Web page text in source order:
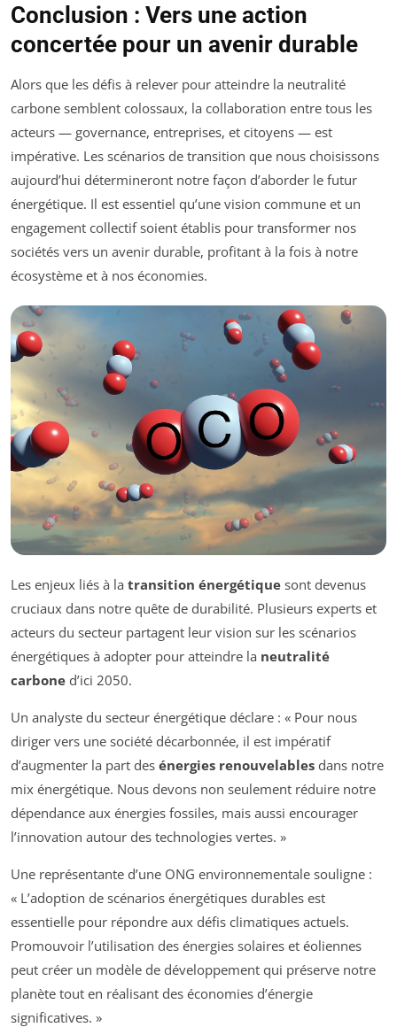
Conclusion : Vers une action
concertée pour un avenir durable
Alors que les défis à relever pour atteindre la neutralité
carbone semblent colossaux, la collaboration entre tous les
acteurs — governance, entreprises, et citoyens — est
impérative. Les scénarios de transition que nous choisissons
aujourd’hui détermineront notre façon d’aborder le futur
énergétique. Il est essentiel qu’une vision commune et un
engagement collectif soient établis pour transformer nos
sociétés vers un avenir durable, profitant à la fois à notre
écosystème et à nos économies.
Les enjeux liés à la transition énergétique sont devenus
cruciaux dans notre quête de durabilité. Plusieurs experts et
acteurs du secteur partagent leur vision sur les scénarios
énergétiques à adopter pour atteindre la neutralité
carbone d’ici 2050.
Un analyste du secteur énergétique déclare : « Pour nous
diriger vers une société décarbonnée, il est impératif
d’augmenter la part des énergies renouvelables dans notre
mix énergétique. Nous devons non seulement réduire notre
dépendance aux énergies fossiles, mais aussi encourager
l’innovation autour des technologies vertes. »
Une représentante d’une ONG environnementale souligne :
« L’adoption de scénarios énergétiques durables est
essentielle pour répondre aux défis climatiques actuels.
Promouvoir l’utilisation des énergies solaires et éoliennes
peut créer un modèle de développement qui préserve notre
planète tout en réalisant des économies d’énergie
significatives. »